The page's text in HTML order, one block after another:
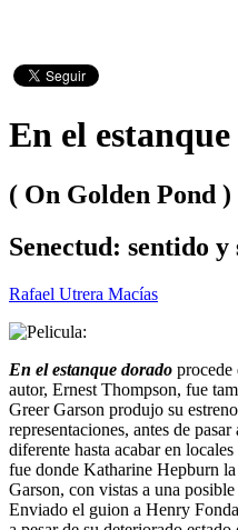
En el
( On Golden Pond )
Senectud: sentido
Rafael Utrera Macías
En el estanque dorado procede
autor, Ernest Thompson, fue
Greer Garson produjo su
representaciones, antes de
diferente hasta acabar en
fue donde Katharine Hepburn
Garson, con vistas a una
Enviado el guion a Henry